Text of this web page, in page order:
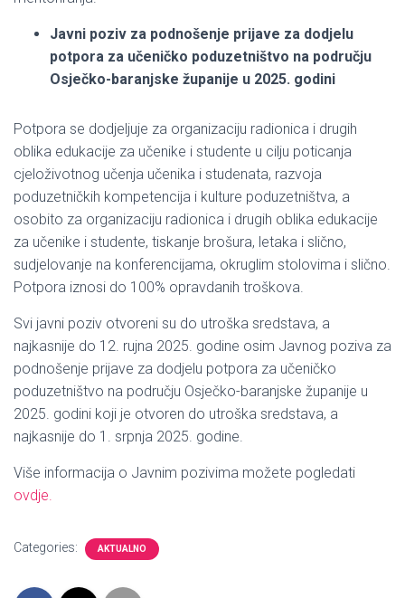
Javni poziv za podnošenje prijave za dodjelu
potpora za učeničko poduzetništvo na području
Osječko-baranjske županije u 2025. godini
Potpora se dodjeljuje za organizaciju radionica i drugih
oblika edukacije za učenike i studente u cilju poticanja
cjeloživotnog učenja učenika i studenata, razvoja
poduzetničkih kompetencija i kulture poduzetništva, a
osobito za organizaciju radionica i drugih oblika edukacije
za učenike i studente, tiskanje brošura, letaka i slično,
sudjelovanje na konferencijama, okruglim stolovima i slično.
Potpora iznosi do 100% opravdanih troškova.
Svi javni poziv otvoreni su do utroška sredstava, a
najkasnije do 12. rujna 2025. godine osim Javnog poziva za
podnošenje prijave za dodjelu potpora za učeničko
poduzetništvo na području Osječko-baranjske županije u
2025. godini koji je otvoren do utroška sredstava, a
najkasnije do 1. srpnja 2025. godine.
Više informacija o Javnim pozivima možete pogledati
ovdje.
Categories: AKTUALNO